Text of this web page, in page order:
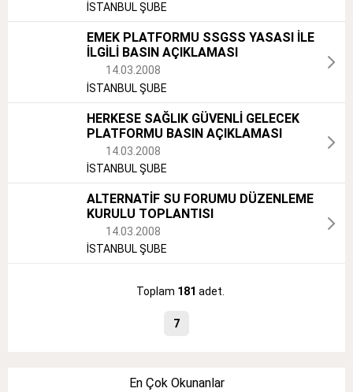
İSTANBUL ŞUBE
EMEK PLATFORMU SSGSS YASASI İLE
İLGİLİ BASIN AÇIKLAMASI
14.03.2008
İSTANBUL ŞUBE
HERKESE SAĞLIK GÜVENLİ GELECEK
PLATFORMU BASIN AÇIKLAMASI
14.03.2008
İSTANBUL ŞUBE
ALTERNATİF SU FORUMU DÜZENLEME
KURULU TOPLANTISI
14.03.2008
İSTANBUL ŞUBE
Toplam 181 adet.
7
En Çok Okunanlar